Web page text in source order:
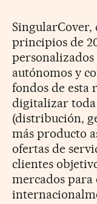
SingularCover,
principios de
personalizados
autónomos y
fondos de esta
digitalizar toda
(distribución,
más producto
ofertas de
clientes
mercados